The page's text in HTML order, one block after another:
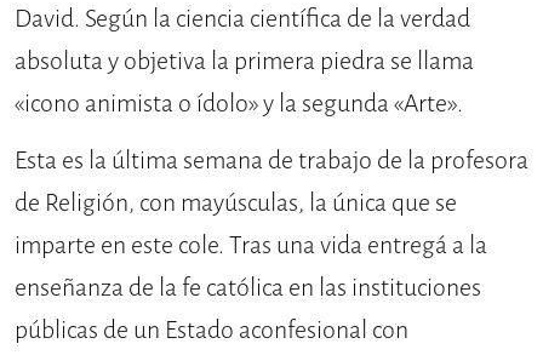
David. Según la ciencia científica de la verdad
absoluta y objetiva la primera piedra se llama
«icono animista o ídolo» y la segunda «Arte».
Esta es la última semana de trabajo de la profesora
de Religión, con mayúsculas, la única que se
imparte en este cole. Tras una vida entregá a la
enseñanza de la fe católica en las instituciones
públicas de un Estado aconfesional con